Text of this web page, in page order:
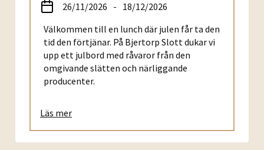
26/11/2026 - 18/12/2026
Välkommen till en lunch där julen får ta den
tid den förtjänar. På Bjertorp Slott dukar vi
upp ett julbord med råvaror från den
omgivande slätten och närliggande
producenter.
Läs mer